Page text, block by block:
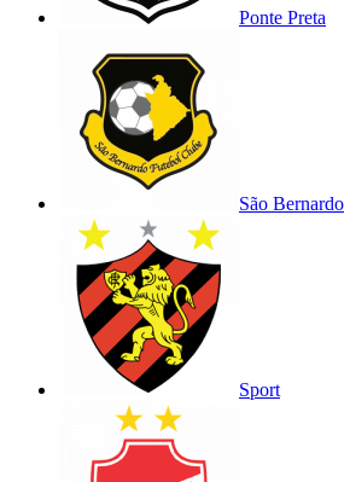
Ponte Preta
São Bernardo
Sport